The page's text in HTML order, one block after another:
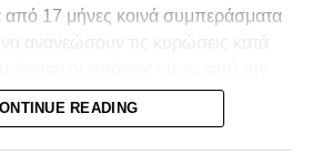
17 μήνες κοινά συμπεράσματα
του Ευρωπαϊκού
να διερευνήσει δίαυλο
READING